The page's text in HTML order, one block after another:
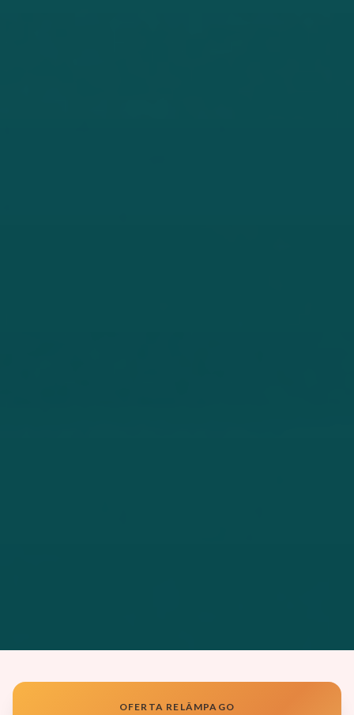
OFERTA RELÂMPAGO